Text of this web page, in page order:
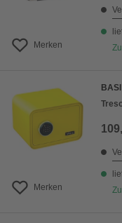
Merken
Merken
BASI